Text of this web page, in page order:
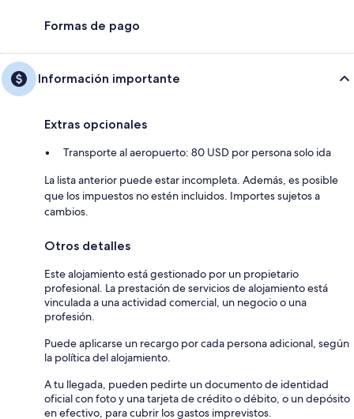
Formas de pago
Información importante
Extras opcionales
Transporte al aeropuerto: 80 USD por persona solo ida
La lista anterior puede estar incompleta. Además, es posible
que los impuestos no estén incluidos. Importes sujetos a
cambios.
Otros detalles
Este alojamiento está gestionado por un propietario
profesional. La prestación de servicios de alojamiento está
vinculada a una actividad comercial, un negocio o una
profesión.
Puede aplicarse un recargo por cada persona adicional, según
la política del alojamiento.
A tu llegada, pueden pedirte un documento de identidad
oficial con foto y una tarjeta de crédito o débito, o un depósito
en efectivo, para cubrir los gastos imprevistos.